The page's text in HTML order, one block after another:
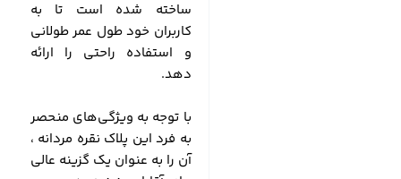
ساخته شده است تا به
کاربران خود طول عمر طولانی
و استفاده راحتی را ارائه
دهد.
با توجه به ویژگی‌های منحصر
به فرد این پلاک نقره مردانه ،
آن را به عنوان یک گزینه عالی